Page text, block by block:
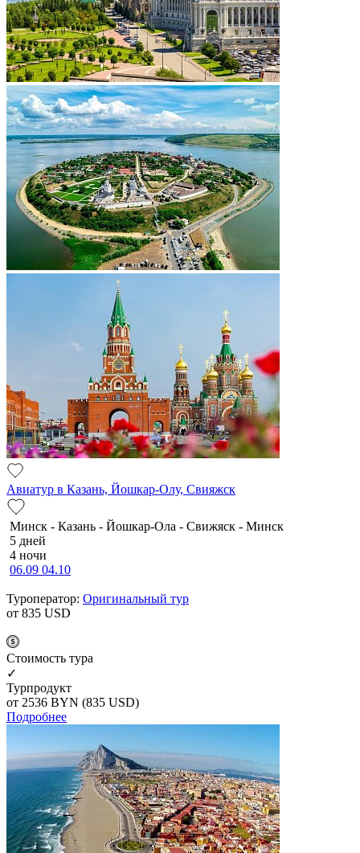
Авиатур в Казань, Йошкар-Олу, Свияжск
Минск - Казань - Йошкар-Ола - Свижяск - Минск
5 дней
4 ночи
06.09 04.10
Туроператор: Оригинальный тур
от 835 USD
Cтоимость тура
✓
Турпродукт
от 2536 BYN (835 USD)
Подробнее